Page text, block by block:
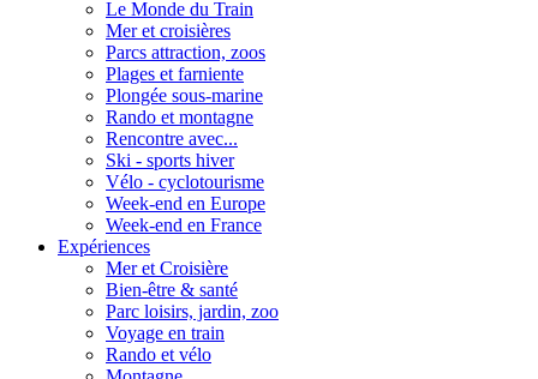
Le Monde du Train
Mer et croisières
Parcs attraction, zoos
Plages et farniente
Plongée sous-marine
Rando et montagne
Rencontre avec...
Ski - sports hiver
Vélo - cyclotourisme
Week-end en Europe
Week-end en France
Expériences
Mer et Croisière
Bien-être & santé
Parc loisirs, jardin, zoo
Voyage en train
Rando et vélo